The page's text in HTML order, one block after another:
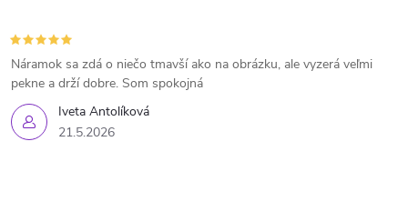
Iveta Antolíková
21.5.2026
Náramok sa zdá o niečo tmavší ako na obrázku, ale vyzerá veľmi
pekne a drží dobre. Som spokojná